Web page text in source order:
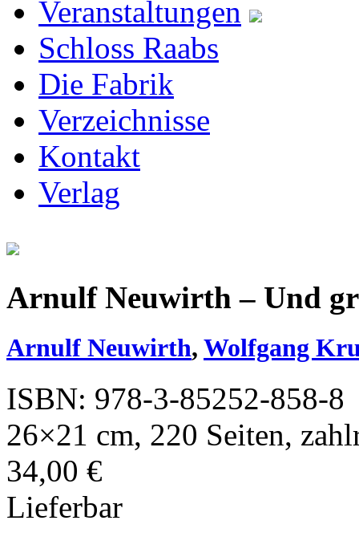
Veranstaltungen
Schloss Raabs
Die Fabrik
Verzeichnisse
Kontakt
Verlag
Arnulf Neuwirth – Und
Arnulf Neuwirth, Wolfgang
ISBN: 978-3-85252-858-8
26×21 cm, 220 Seiten,
34,00 €
Lieferbar